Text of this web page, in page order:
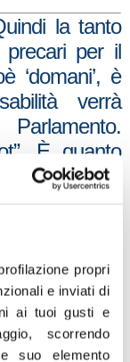
propri
e inviati di
ai tuoi gusti e
scorrendo
suo elemento
la tanto
precari per il
‘domani’, è
verrà
È quanto
d’Italia-
gli incontri di
i
già poco
diventa un
e non lo